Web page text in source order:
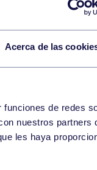
Acerca de las
de redes
nuestros partners
les haya